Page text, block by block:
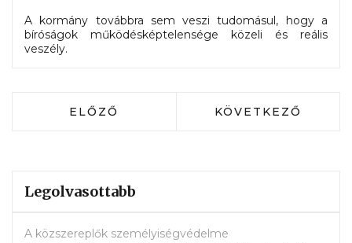
A kormány továbbra sem veszi tudomásul, hogy a
bíróságok működésképtelensége közeli és reális
veszély.
ELŐZŐ CIKK: JUNIÁLIST RENDEZTEK
ELŐZŐ KÖVETKEZŐ CIKK:
KÖVETKEZŐ
Legolvasottabb
A közszereplők személyiségvédelme